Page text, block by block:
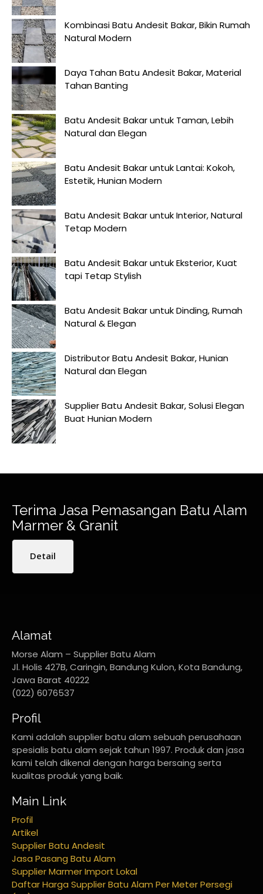
Kombinasi Batu Andesit Bakar, Bikin Rumah
Natural Modern
Daya Tahan Batu Andesit Bakar, Material
Tahan Banting
Batu Andesit Bakar untuk Taman, Lebih
Natural dan Elegan
Batu Andesit Bakar untuk Lantai: Kokoh,
Estetik, Hunian Modern
Batu Andesit Bakar untuk Interior, Natural
Tetap Modern
Batu Andesit Bakar untuk Eksterior, Kuat
tapi Tetap Stylish
Batu Andesit Bakar untuk Dinding, Rumah
Natural & Elegan
Distributor Batu Andesit Bakar, Hunian
Natural dan Elegan
Supplier Batu Andesit Bakar, Solusi Elegan
Buat Hunian Modern
Terima Jasa Pemasangan Batu Alam
Marmer & Granit
Detail
Alamat
Morse Alam – Supplier Batu Alam
Jl. Holis 427B, Caringin, Bandung Kulon, Kota Bandung,
Jawa Barat 40222
(022) 6076537
Profil
Kami adalah supplier batu alam sebuah perusahaan
spesialis batu alam sejak tahun 1997. Produk dan jasa
kami telah dikenal dengan harga bersaing serta
kualitas produk yang baik.
Main Link
Profil
Artikel
Supplier Batu Andesit
Jasa Pasang Batu Alam
Supplier Marmer Import Lokal
Daftar Harga Supplier Batu Alam Per Meter Persegi